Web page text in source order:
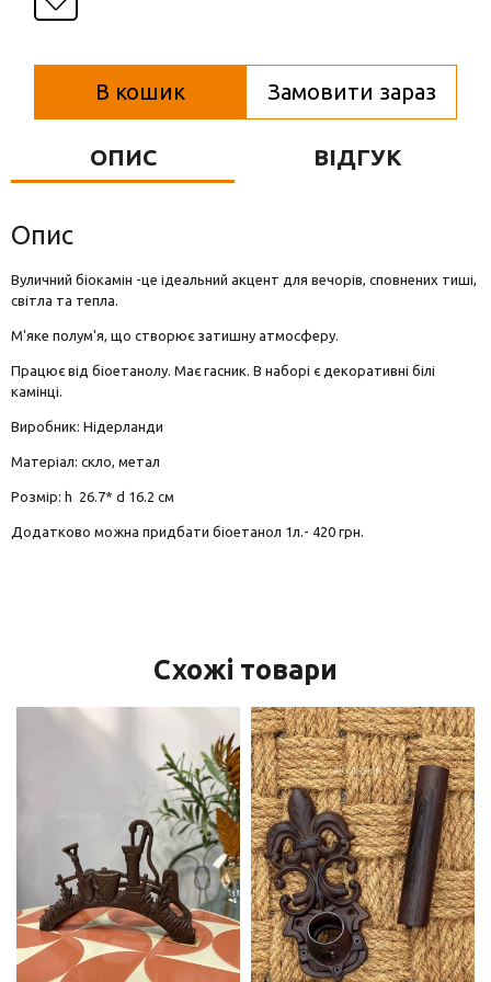
Вази для квітів
В кошик Замовити зараз
ОПИС ВІДГУК
Опис
Вуличний біокамін -це ідеальний акцент для вечорів, сповнених тиші,
світла та тепла.
М'яке полум'я, що створює затишну атмосферу.
Працює від біоетанолу. Має гасник. В наборі є декоративні білі
камінці.
Виробник: Нідерланди
Матеріал: скло, метал
Розмір: h 26.7* d 16.2 см
Додатково можна придбати біоетанол 1л.- 420 грн.
Схожі товари